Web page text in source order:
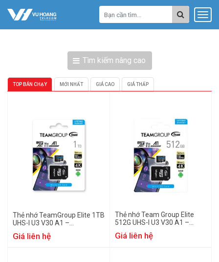
Tìm kiếm nâng cao
TOP BÁN CHẠY MỚI NHẤT GIÁ CAO GIÁ THẤP
Thẻ nhớ TeamGroup Elite 1TB
UHS-I U3 V30 A1 –
Giá liên hệ
Thẻ nhớ Team Group Elite
512G UHS-I U3 V30 A1 –
Giá liên hệ